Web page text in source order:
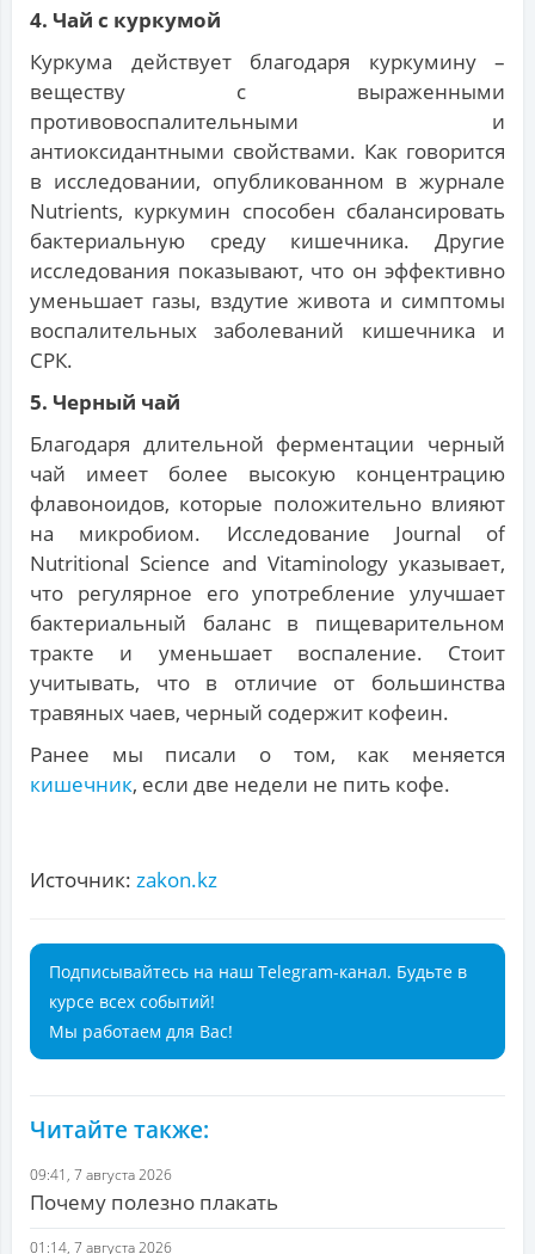
4. Чай с куркумой
Куркума действует благодаря куркумину –
веществу с выраженными
противовоспалительными и
антиоксидантными свойствами. Как говорится
в исследовании, опубликованном в журнале
Nutrients, куркумин способен сбалансировать
бактериальную среду кишечника. Другие
исследования показывают, что он эффективно
уменьшает газы, вздутие живота и симптомы
воспалительных заболеваний кишечника и
СРК.
5. Черный чай
Благодаря длительной ферментации черный
чай имеет более высокую концентрацию
флавоноидов, которые положительно влияют
на микробиом. Исследование Journal of
Nutritional Science and Vitaminology указывает,
что регулярное его употребление улучшает
бактериальный баланс в пищеварительном
тракте и уменьшает воспаление. Стоит
учитывать, что в отличие от большинства
травяных чаев, черный содержит кофеин.
Ранее мы писали о том, как меняется
кишечник, если две недели не пить кофе.
Источник: zakon.kz
Подписывайтесь на наш Telegram-канал. Будьте в
курсе всех событий!
Мы работаем для Вас!
Читайте также:
09:41, 7 августа 2026
Почему полезно плакать
01:14, 7 августа 2026